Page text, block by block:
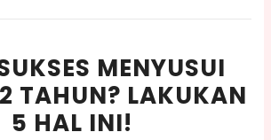
MENYUSUI
TAHUN? LAKUKAN
5 HAL INI!